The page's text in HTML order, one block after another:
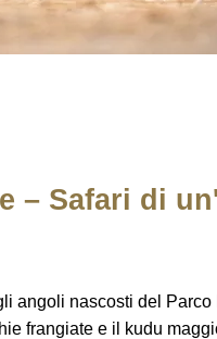
– Safari di
angoli nascosti del
frangiate e il kudu